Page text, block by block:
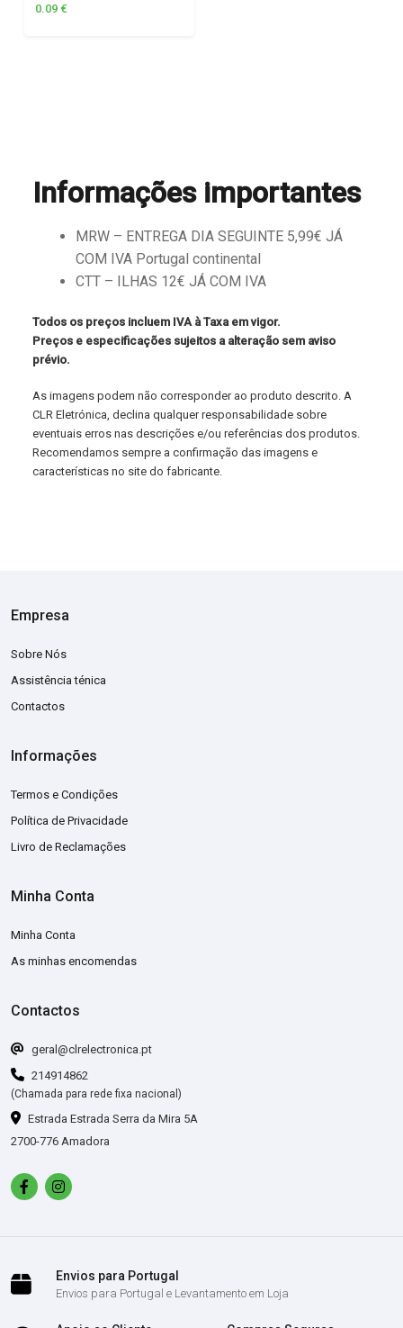
0.09 €
Informações importantes
MRW – ENTREGA DIA SEGUINTE 5,99€ JÁ
COM IVA Portugal continental
CTT – ILHAS 12€ JÁ COM IVA
Todos os preços incluem IVA à Taxa em vigor.
Preços e especificações sujeitos a alteração sem aviso
prévio.
As imagens podem não corresponder ao produto descrito. A
CLR Eletrónica, declina qualquer responsabilidade sobre
eventuais erros nas descrições e/ou referências dos produtos.
Recomendamos sempre a confirmação das imagens e
características no site do fabricante.
Empresa
Sobre Nós
Assistência ténica
Contactos
Informações
Termos e Condições
Política de Privacidade
Livro de Reclamações
Minha Conta
Minha Conta
As minhas encomendas
Contactos
geral@clrelectronica.pt
214914862
(Chamada para rede fixa nacional)
Estrada Estrada Serra da Mira 5A
2700-776 Amadora
Envios para Portugal
Envios para Portugal e Levantamento em Loja